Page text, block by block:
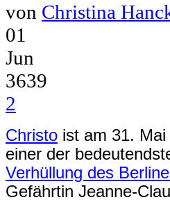
von Christina
01
Jun
3639
2
Christo ist am 31.
einer der
Verhüllung des
Gefährtin Jeanne-